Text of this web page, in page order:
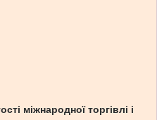
міжнародної торгівлі і